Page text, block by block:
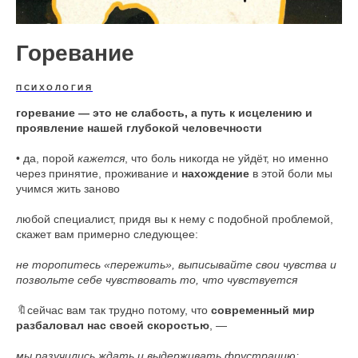
Горевание
ПСИХОЛОГИЯ
горевание — это не слабость, а путь к исцелению и
проявление нашей глубокой человечности
• да, порой кажется , что боль никогда не уйдёт, но именно
через принятие, проживание и нахождение в этой боли мы
учимся жить заново
любой специалист, придя вы к нему с подобной проблемой,
скажет вам примерно следующее:
не торопитесь «пережить», выписывайте свои чувства и
позвольте себе чувствовать то, что чувствуется
🔖сейчас вам так трудно потому, что современный мир
разбаловал нас своей скоростью , —